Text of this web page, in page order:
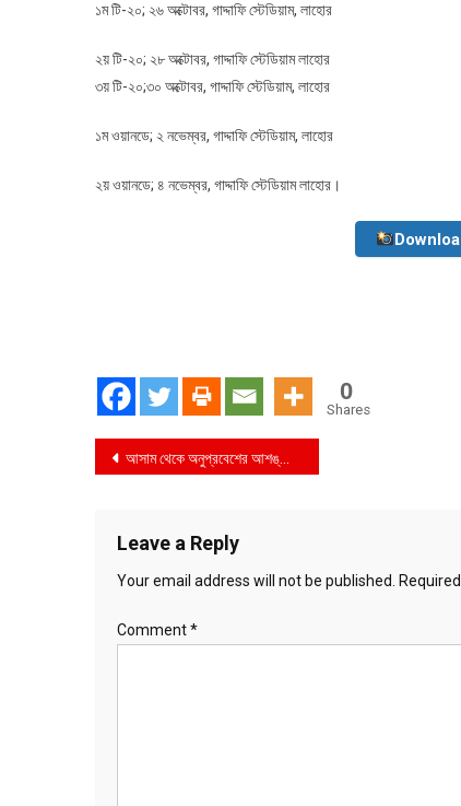
১ম টি-২০; ২৬ অক্টোবর, গাদ্দাফি স্টেডিয়াম, লাহোর
২য় টি-২০; ২৮ অক্টোবর, গাদ্দাফি স্টেডিয়াম লাহোর
৩য় টি-২০;৩০ অক্টোবর, গাদ্দাফি স্টেডিয়াম, লাহোর
১ম ওয়ানডে; ২ নভেম্বর, গাদ্দাফি স্টেডিয়াম, লাহোর
২য় ওয়ানডে; ৪ নভেম্বর, গাদ্দাফি স্টেডিয়াম লাহোর।
0
Shares
Post
আসাম থেকে অনুপ্রবেশের আশঙ্কায় সীমান্তে সতর্ক বিজিবি
Leave a Reply
Your email address will not be published.
Comment*